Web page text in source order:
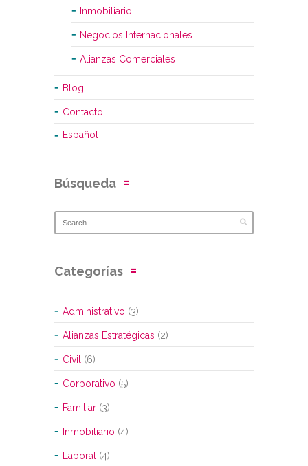
Inmobiliario
Negocios Internacionales
Alianzas Comerciales
Blog
Contacto
Español
Búsqueda
Categorías
Administrativo (3)
Alianzas Estratégicas (2)
Civil (6)
Corporativo (5)
Familiar (3)
Inmobiliario (4)
Laboral (4)